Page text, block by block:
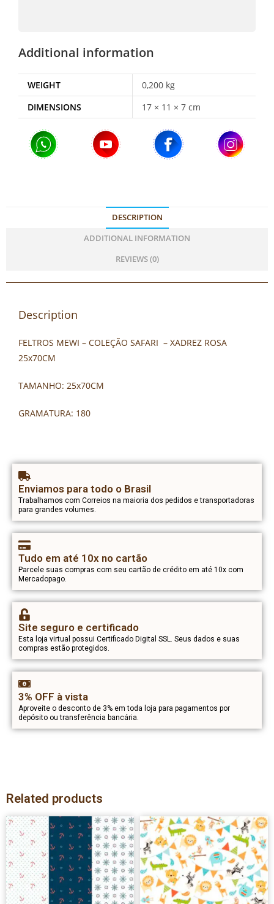
Additional information
WEIGHT
0,200 kg
DIMENSIONS
17 × 11 × 7 cm
DESCRIPTION
ADDITIONAL INFORMATION
REVIEWS (0)
Description
FELTROS MEWI – COLEÇÃO SAFARI – XADREZ ROSA
25x70CM
TAMANHO: 25x70CM
GRAMATURA: 180
Enviamos para todo o Brasil
Trabalhamos com Correios na maioria dos pedidos e transportadoras
para grandes volumes.
Tudo em até 10x no cartão
Parcele suas compras com seu cartão de crédito em até 10x com
Mercadopago.
Site seguro e certificado
Esta loja virtual possui Certificado Digital SSL. Seus dados e suas
compras estão protegidos.
3% OFF à vista
Aproveite o desconto de 3% em toda loja para pagamentos por
depósito ou transferência bancária.
Related products